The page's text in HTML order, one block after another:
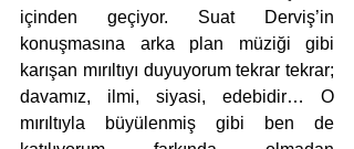
içinden geçiyor. Suat Derviş’in
konuşmasına arka plan müziği gibi
karışan mırıltıyı duyuyorum tekrar tekrar;
davamız, ilmi, siyasi, edebidir… O
mırıltıyla büyülenmiş gibi ben de